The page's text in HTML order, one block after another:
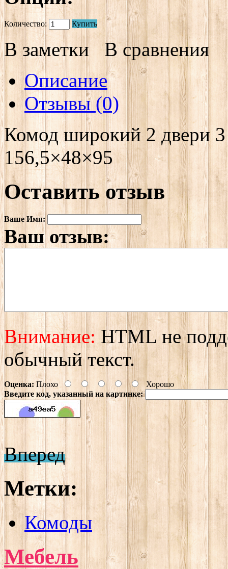
Количество: Купить
В заметки
В сравнения
Описание
Отзывы (0)
Комод широкий 2 двери 3
156,5×48×95
Оставить отзыв
Ваше Имя:
Ваш отзыв:
Внимание: HTML не
обычный текст.
Оценка: Плохо
Хорошо
Введите код, указанный на картинке:
Вперед
Метки:
Комоды
Мебель